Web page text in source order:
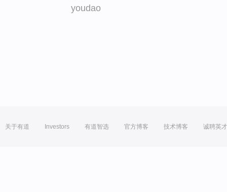
youdao
关于有道 Investors 有道智选 官方博客 技术博客 诚聘英才